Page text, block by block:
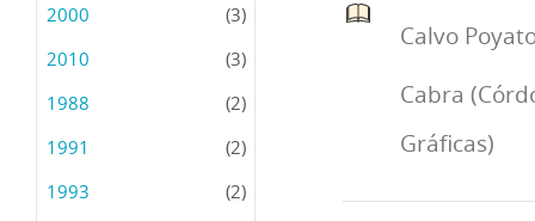
2000
(3)
2010
(3)
1988
(2)
1991
(2)
1993
(2)
Calvo
Cabra
Gráficas)